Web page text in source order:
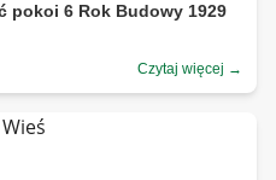
pokoi 6 Rok Budowy 1929
Czytaj więcej →